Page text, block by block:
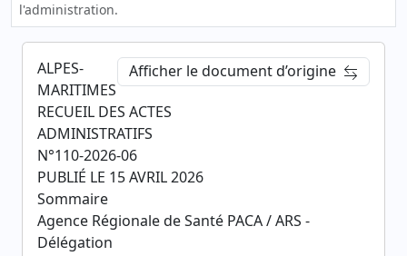
l'administration.
Afficher le document d’origine
ALPES-
MARITIMES
RECUEIL DES ACTES
ADMINISTRATIFS
N°110-2026-06
PUBLIÉ LE 15 AVRIL 2026
Sommaire
Agence Régionale de Santé PACA / ARS -
Délégation